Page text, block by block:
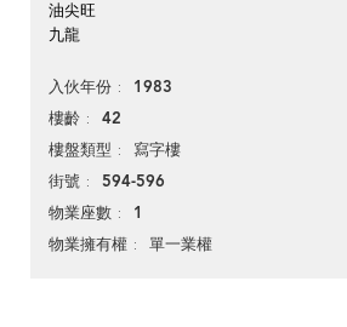
油尖旺
九龍
入伙年份 1983
樓齡 42
樓盤類型 寫字樓
街號 594-596
物業座數 1
物業擁有權 單一業權